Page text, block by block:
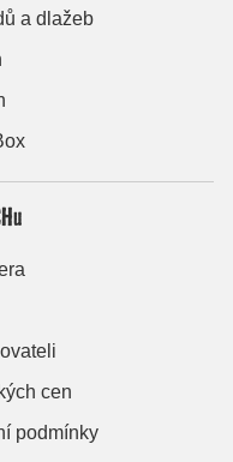
a dlažeb
cen
podmínky